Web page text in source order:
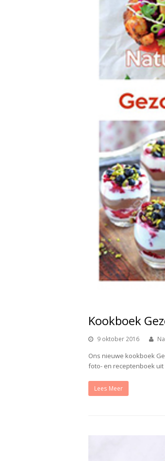
Kookboek
9 oktober 2016
Ons nieuwe kookboek
foto- en receptenboek
Lees Meer